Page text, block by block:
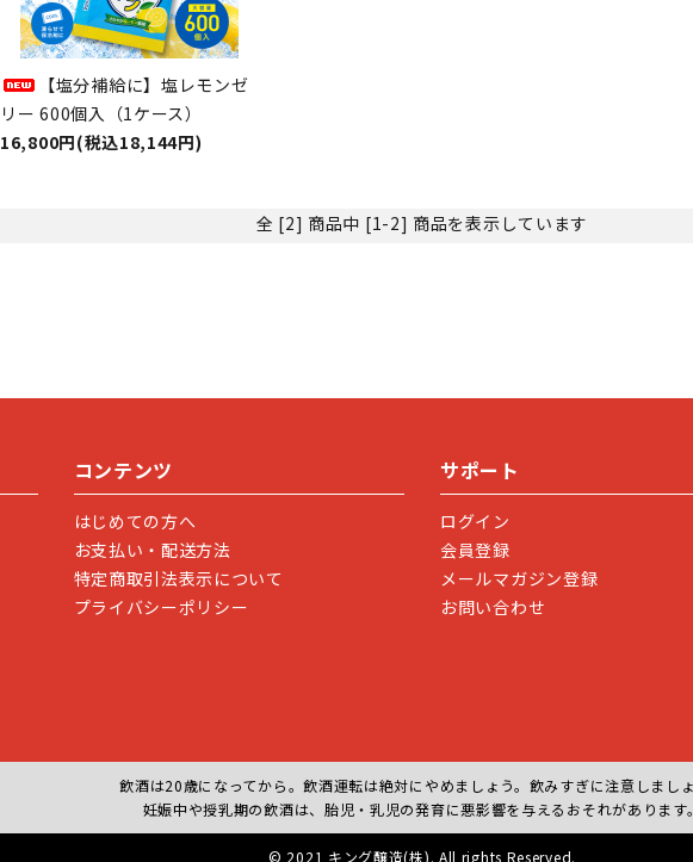
【塩分補給に】塩レモンゼ
リー 600個入（1ケース）
16,800円(税込18,144円)
全 [2] 商品中 [1-2] 商品を表示しています
コンテンツ
はじめての方へ
お支払い・配送方法
特定商取引法表示について
プライバシーポリシー
サポート
ログイン
会員登録
メールマガジン登録
お問い合わせ
飲酒は20歳になってから。飲酒運転は絶対にやめましょう。飲みすぎに注意しましょ
妊娠中や授乳期の飲酒は、胎児・乳児の発育に悪影響を与えるおそれがあります。
© 2021 キング醸造(株). All rights Reserved.